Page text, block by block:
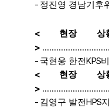
- 정진영 경남기후
< 현장 상
>
- 국현웅 한전 KPS
< 현장 상
>
- 김영구 발전 HPS